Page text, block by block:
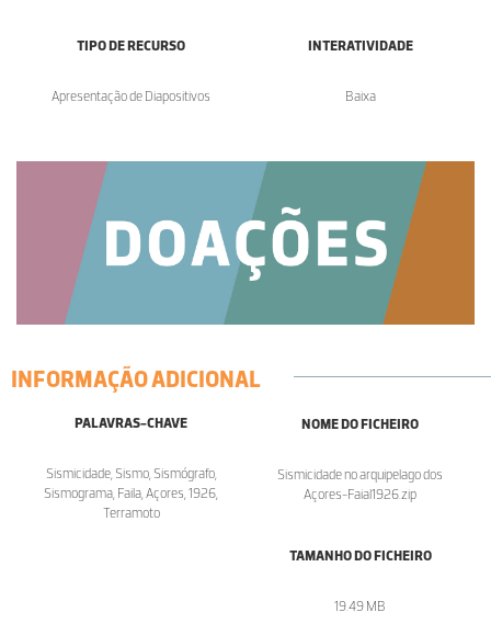
TIPO DE RECURSO
Apresentação de Diapositivos
INTERATIVIDADE
Baixa
INFORMAÇÃO ADICIONAL
PALAVRAS-CHAVE
Sismicidade, Sismo, Sismógrafo,
Sismograma, Faila, Açores, 1926,
Terramoto
NOME DO FICHEIRO
Sismicidade no arquipelago dos
Açores-Faial1926.zip
TAMANHO DO FICHEIRO
19.49 MB